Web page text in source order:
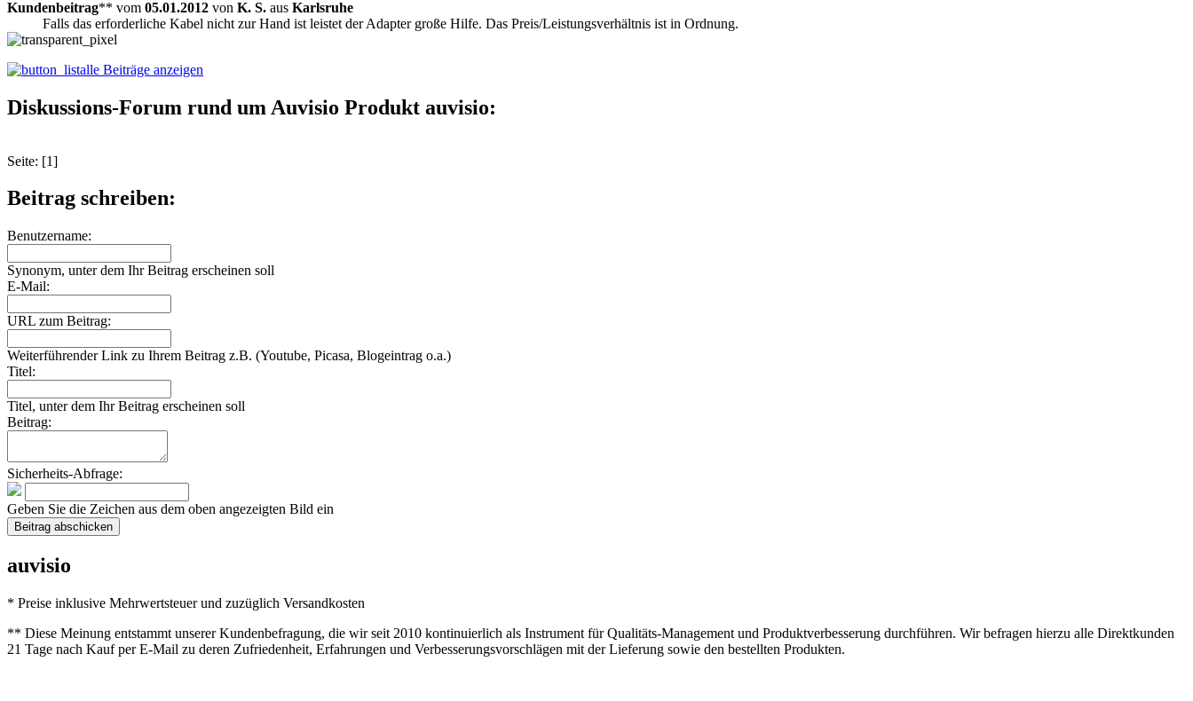
Kundenbeitrag** vom 05.01.2012 von K. S. aus Karlsruhe
Falls das erforderliche Kabel nicht zur Hand ist leistet der Adapter große Hilfe. Das Preis/Leistungsverhältnis ist in Ordnung.
alle Beiträge anzeigen
Diskussions-Forum rund um Auvisio Produkt auvisio:
Seite: [1]
Beitrag schreiben:
Benutzername:
Synonym, unter dem Ihr Beitrag erscheinen soll
E-Mail:
URL zum Beitrag:
Weiterführender Link zu Ihrem Beitrag z.B. (Youtube, Picasa, Blogeintrag o.a.)
Titel:
Titel, unter dem Ihr Beitrag erscheinen soll
Beitrag:
Sicherheits-Abfrage:
Geben Sie die Zeichen aus dem oben angezeigten Bild ein
auvisio
* Preise inklusive Mehrwertsteuer und zuzüglich Versandkosten
** Diese Meinung entstammt unserer Kundenbefragung, die wir seit 2010 kontinuierlich als Instrument für Qualitäts-Management und Produktverbesserung durchführen. Wir befragen hierzu alle Direktkunden
21 Tage nach Kauf per E-Mail zu deren Zufriedenheit, Erfahrungen und Verbesserungsvorschlägen mit der Lieferung sowie den bestellten Produkten.